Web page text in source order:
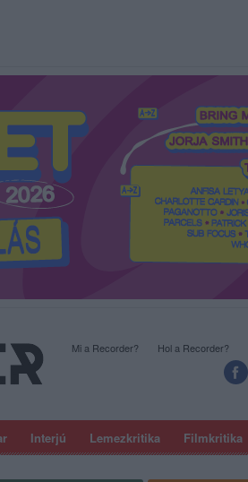
Interjú Lemezkritika Filmkritika
Mi a Recorder? Hol a Recorder?